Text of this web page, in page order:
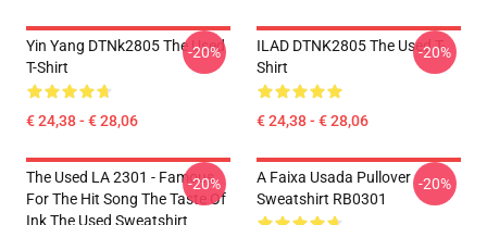
Yin Yang DTNk2805 The Used
T-Shirt
€ 24,38 - € 28,06
-20%
ILAD DTNK2805 The Used T-
Shirt
€ 24,38 - € 28,06
-20%
The Used LA 2301 - Famous
For The Hit Song The Taste Of
Ink The Used Sweatshirt
-20%
A Faixa Usada Pullover
Sweatshirt RB0301
-20%